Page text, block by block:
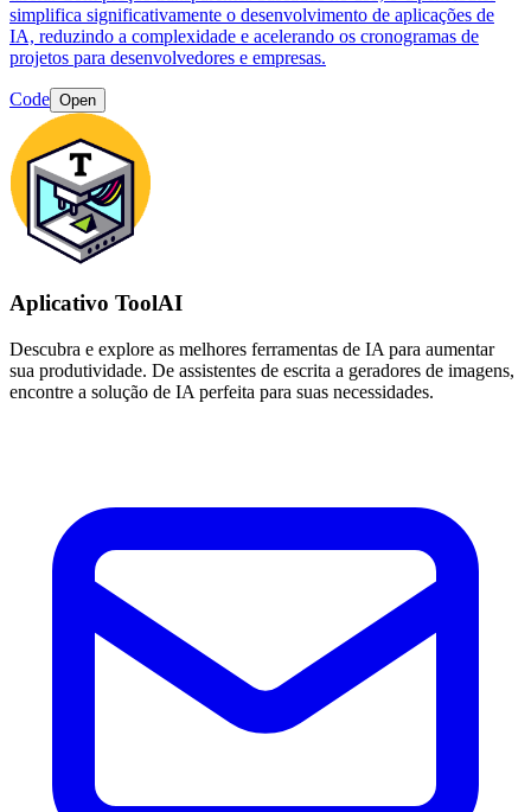
simplifica significativamente o desenvolvimento de aplicações de
IA, reduzindo a complexidade e acelerando os cronogramas de
projetos para desenvolvedores e empresas.
Code Open
Aplicativo ToolAI
Descubra e explore as melhores ferramentas de IA para aumentar
sua produtividade. De assistentes de escrita a geradores de imagens,
encontre a solução de IA perfeita para suas necessidades.